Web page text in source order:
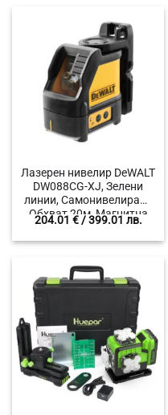
Лазерен нивелир DeWALT
DW088CG-XJ, Зелени
линии, Самонивелиращ,
Обхват 20м, Магнитна
стойка за стена
204.01 €/ 399.01 лв.